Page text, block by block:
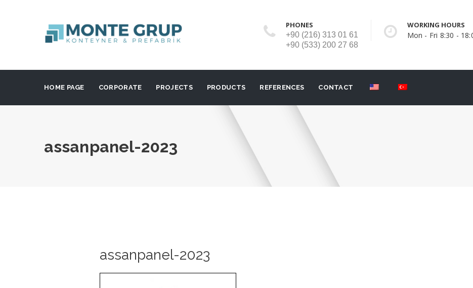
PHONES
+90 (216) 313 01 61
+90 (533) 200 27 68
WORKING HOURS
Mon - Fri 8:30 -
HOME PAGE CORPORATE PROJECTS PRODUCTS REFERENCES CONTACT
assanpanel-2023
assanpanel-2023